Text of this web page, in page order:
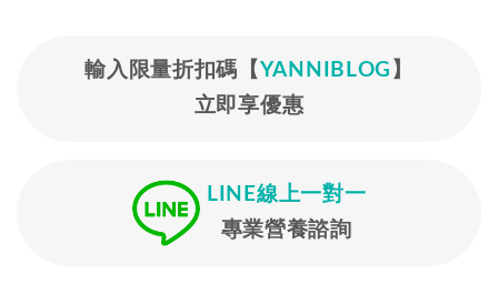
輸入限量折扣碼【YANNIBLOG 】
立即享優惠
LINE線上一對一
專業營養諮詢